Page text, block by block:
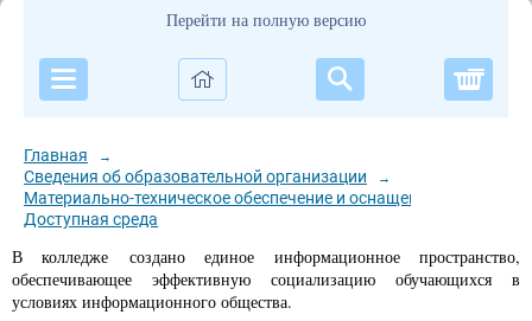
Перейти на полную версию
Главная →
Сведения об образовательной организации →
Материально-техническое обеспечение и оснащенность
Доступная среда
В колледже создано единое информационное пространство,
обеспечивающее эффективную социализацию обучающихся в
условиях информационного общества.